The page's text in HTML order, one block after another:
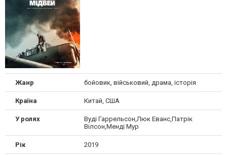
Жанр бойовик, військовий, драма, історія
Країна Китай, США
У ролях
Вуді Гаррельсон,Люк Еванс,Патрік
Вілсон,Менді Мур
Рік 2019